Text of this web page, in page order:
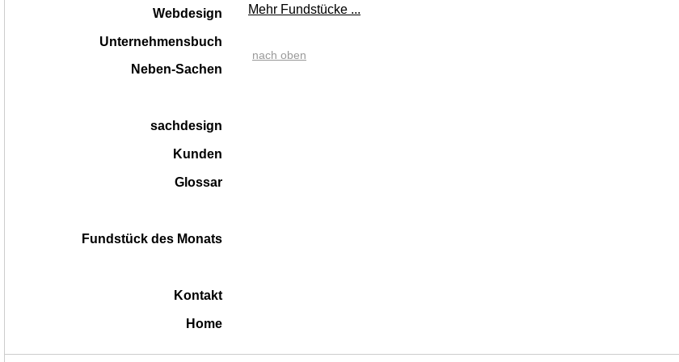
Mehr Fundstücke ...
nach oben
Webdesign
Unternehmensbuch
Neben-Sachen
sachdesign
Kunden
Glossar
Fundstück des Monats
Kontakt
Home